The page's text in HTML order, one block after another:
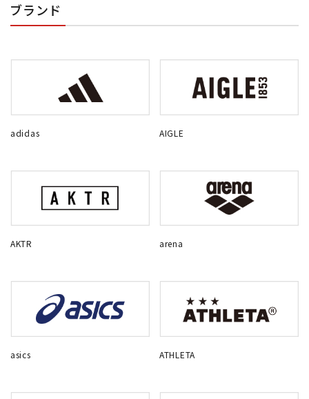
ブランド
adidas AIGLE
AKTR arena
asics ATHLETA